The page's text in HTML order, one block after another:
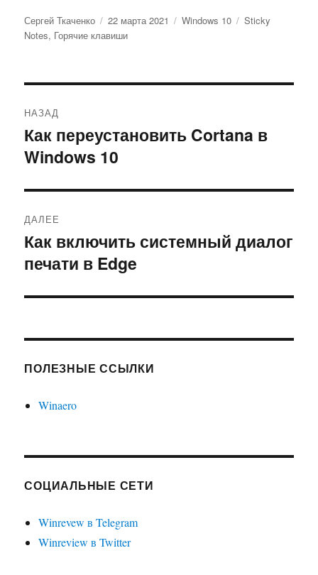
Автор
Сергей Ткаченко Опубликовано
22 марта 2021 Рубрики
Windows 10 Метки
Sticky
Notes, Горячие клавиши
по
записям
НАЗАД
Предыдущая
запись:
Как переустановить Cortana в
Windows 10
ДАЛЕЕ
Следующая
запись:
Как включить системный диалог
печати в Edge
ПОЛЕЗНЫЕ ССЫЛКИ
Winaero
СОЦИАЛЬНЫЕ СЕТИ
Winrevew в Telegram
Winreview в Twitter